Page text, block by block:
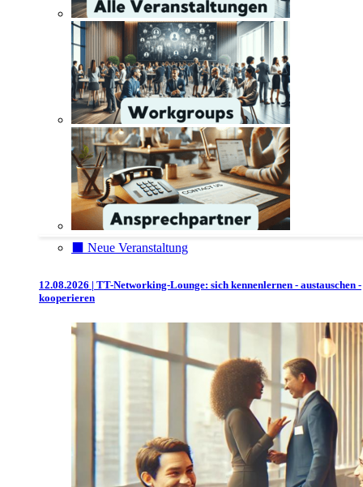
⬛️ Neue Veranstaltung
12.08.2026 | TT-Networking-Lounge: sich kennenlernen - austauschen -
kooperieren